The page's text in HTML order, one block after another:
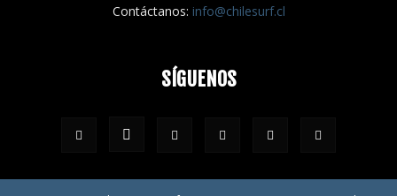
Contáctanos: info@chilesurf.cl
SÍGUENOS